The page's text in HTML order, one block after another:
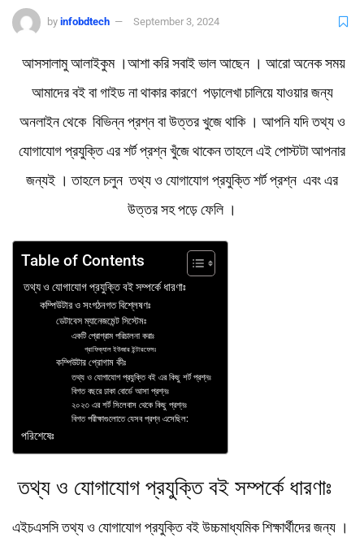
by infobdtech September 3, 2024
আসসালামু আলাইকুম ।আশা করি সবাই ভাল আছেন । আরো অনেক সময়
আমাদের বই বা গাইড না থাকার কারণে পড়ালেখা চালিয়ে যাওয়ার জন্য
অনলাইন থেকে বিভিন্ন প্রশ্ন বা উত্তর খুজে থাকি । আপনি যদি তথ্য ও
যোগাযোগ প্রযুক্তি এর শর্ট প্রশ্ন খুঁজে থাকেন তাহলে এই পোস্টটা আপনার
জন্যই । তাহলে চলুন তথ্য ও যোগাযোগ প্রযুক্তি শর্ট প্রশ্ন এবং এর
উত্তর সহ পড়ে ফেলি ।
Table of Contents
তথ্য ও যোগাযোগ প্রযুক্তি বই সম্পর্কে ধারণাঃ
কম্পিউটার ও সংগঠনগত বিশ্লেষণঃ
ডেটাবেস ম্যানেজমেন্ট সিস্টেমঃ
একটি প্রোগ্রাম পরিচালনা করাঃ
গ্রাফিক্যাল ইউজার ইন্টারফেসঃ
কম্পিউটার প্রোগাম কীঃ
তথ্য ও যোগাযোগ প্রযুক্তি বই এর কিছু শর্ট প্রশ্নঃ
বিগত বছরে ঢাকা বোর্ডে আসা প্রশ্নঃ
২০২৩ এর শর্ট সিলেবাস থেকে কিছু প্রশ্নঃ
বিগত পরীক্ষাগুলোতে যেসব প্রশ্ন এসেছিল:
পরিশেষেঃ
তথ্য ও যোগাযোগ প্রযুক্তি বই সম্পর্কে ধারণাঃ
এইচএসসি তথ্য ও যোগাযোগ প্রযুক্তি বই উচ্চমাধ্যমিক শিক্ষার্থীদের জন্য ।